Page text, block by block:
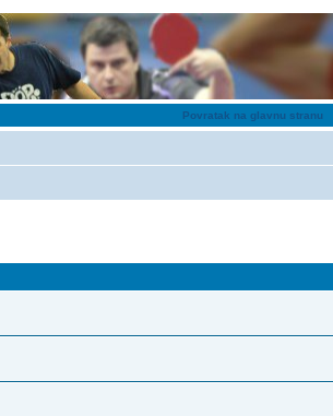
Povratak na glavnu stranu